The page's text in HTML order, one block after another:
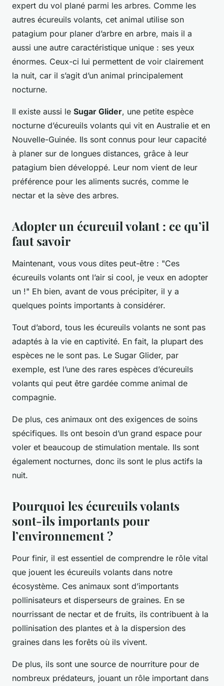
expert du vol plané parmi les arbres. Comme les
autres écureuils volants, cet animal utilise son
patagium pour planer d’arbre en arbre, mais il a
aussi une autre caractéristique unique : ses yeux
énormes. Ceux-ci lui permettent de voir clairement
la nuit, car il s’agit d’un animal principalement
nocturne.
Il existe aussi le Sugar Glider, une petite espèce
nocturne d’écureuils volants qui vit en Australie et en
Nouvelle-Guinée. Ils sont connus pour leur capacité
à planer sur de longues distances, grâce à leur
patagium bien développé. Leur nom vient de leur
préférence pour les aliments sucrés, comme le
nectar et la sève des arbres.
Adopter un écureuil volant : ce qu’il
faut savoir
Maintenant, vous vous dites peut-être : "Ces
écureuils volants ont l’air si cool, je veux en adopter
un !" Eh bien, avant de vous précipiter, il y a
quelques points importants à considérer.
Tout d’abord, tous les écureuils volants ne sont pas
adaptés à la vie en captivité. En fait, la plupart des
espèces ne le sont pas. Le Sugar Glider, par
exemple, est l’une des rares espèces d’écureuils
volants qui peut être gardée comme animal de
compagnie.
De plus, ces animaux ont des exigences de soins
spécifiques. Ils ont besoin d’un grand espace pour
voler et beaucoup de stimulation mentale. Ils sont
également nocturnes, donc ils sont le plus actifs la
nuit.
Pourquoi les écureuils volants
sont-ils importants pour
l’environnement ?
Pour finir, il est essentiel de comprendre le rôle vital
que jouent les écureuils volants dans notre
écosystème. Ces animaux sont d’importants
pollinisateurs et disperseurs de graines. En se
nourrissant de nectar et de fruits, ils contribuent à la
pollinisation des plantes et à la dispersion des
graines dans les forêts où ils vivent.
De plus, ils sont une source de nourriture pour de
nombreux prédateurs, jouant un rôle important dans